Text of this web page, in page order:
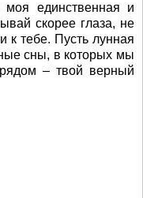
единственная и
скорее глаза, не
к тебе. Пусть лунная
сны, в которых мы
– твой верный